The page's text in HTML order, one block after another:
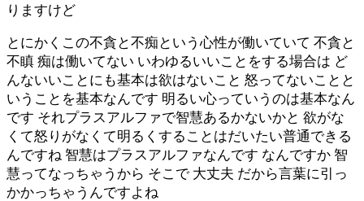
りますけど
とにかくこの不貪と不痴という心性が働いていて 不貪と
不瞋 痴は働いてない いわゆるいいことをする場合は ど
んないいことにも基本は欲はないこと 怒ってないことと
いうことを基本なんです 明るい心っていうのは基本なん
です それプラスアルファで智慧あるかないかと 欲がな
くて怒りがなくて明るくすることはだいたい普通できる
んですね 智慧はプラスアルファなんです なんですか 智
慧ってなっちゃうから そこで 大丈夫 だから言葉に引っ
かかっちゃうんですよね